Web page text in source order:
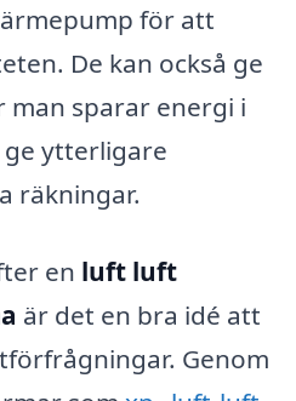
för att
De kan också ge
man sparar energi i
ytterligare
räkningar.
en luft luft
är det en bra idé att
Genom